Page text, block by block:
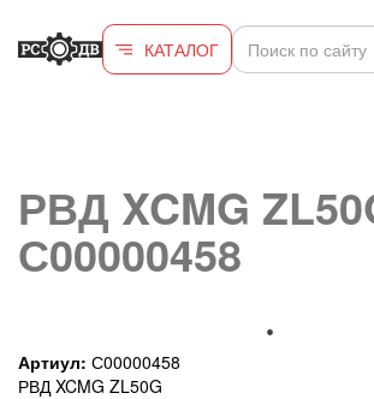
КАТАЛОГ
РВД XCMG
С00000458
Артиул: С00000458
РВД XCMG ZL50G